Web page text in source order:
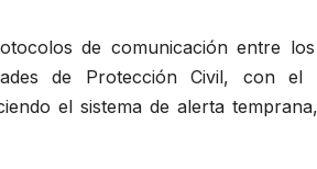
de comunicación entre los
de Protección Civil, con el
el sistema de alerta